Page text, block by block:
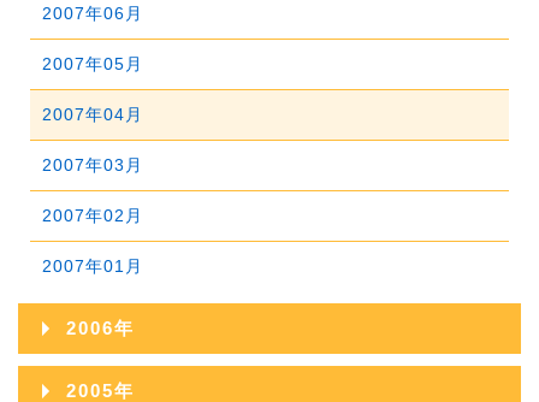
2011年01月
2010年02月
2010年01月
2009年03月
2009年02月
2009年01月
2007年06月
2007年05月
2007年04月
2007年03月
2007年02月
2007年01月
2006年
2006年12月
2005年